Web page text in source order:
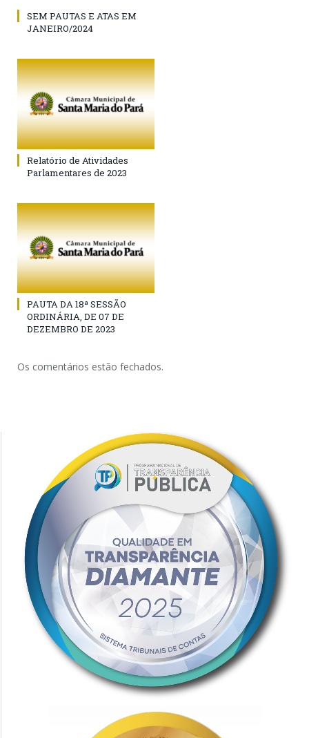
SEM PAUTAS E ATAS EM
JANEIRO/2024
Relatório de Atividades
Parlamentares de 2023
PAUTA DA 18ª SESSÃO
ORDINÁRIA, DE 07 DE
DEZEMBRO DE 2023
Os comentários estão fechados.